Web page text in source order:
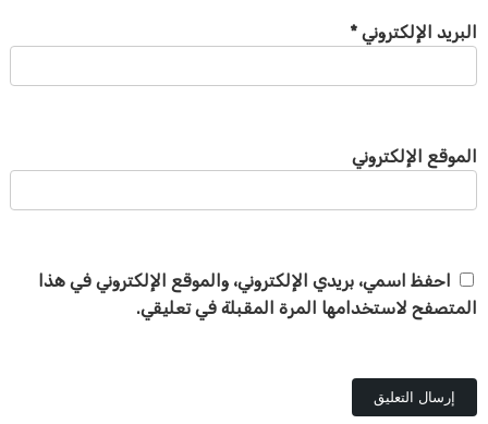
البريد الإلكتروني *
الموقع الإلكتروني
احفظ اسمي، بريدي الإلكتروني، والموقع الإلكتروني في هذا
المتصفح لاستخدامها المرة المقبلة في تعليقي.